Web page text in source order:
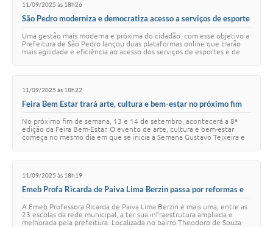
11/09/2025 às 18h26
São Pedro moderniza e democratiza acesso a serviços de esporte
Uma gestão mais moderna e próxima do cidadão: com esse objetivo a
Prefeitura de São Pedro lançou duas plataformas online que trarão
mais agilidade e eficiência ao acesso dos serviços de esportes e de
11/09/2025 às 18h22
Feira Bem Estar trará arte, cultura e bem-estar no próximo fim
No próximo fim de semana, 13 e 14 de setembro, acontecerá a 8ª
edição da Feira Bem-Estar. O evento de arte, cultura e bem-estar
começa no mesmo dia em que se inicia a Semana Gustavo Teixeira e
11/09/2025 às 18h19
Emeb Profa Ricarda de Paiva Lima Berzin passa por reformas e
A Emeb Professora Ricarda de Paiva Lima Berzin é mais uma, entre as
23 escolas da rede municipal, a ter sua infraestrutura ampliada e
melhorada pela prefeitura. Localizada no bairro Theodoro de Souza